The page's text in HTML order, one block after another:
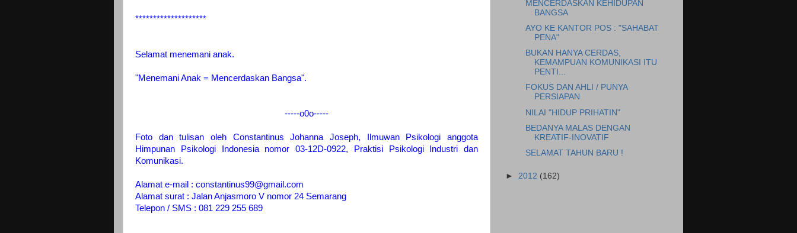
********************
Selamat menemani anak.
"Menemani Anak = Mencerdaskan Bangsa".
-----o0o-----
Foto dan tulisan oleh Constantinus Johanna Joseph, Ilmuwan Psikologi anggota
Himpunan Psikologi Indonesia nomor 03-12D-0922, Praktisi Psikologi Industri dan
Komunikasi.
Alamat e-mail : constantinus99@gmail.com
Alamat surat : Jalan Anjasmoro V nomor 24 Semarang
Telepon / SMS : 081 229 255 689
MENCERDASKAN KEHIDUPAN
BANGSA
AYO KE KANTOR POS : "SAHABAT
PENA"
BUKAN HANYA CERDAS,
KEMAMPUAN KOMUNIKASI ITU
PENTI...
FOKUS DAN AHLI / PUNYA
PERSIAPAN
NILAI "HIDUP PRIHATIN"
BEDANYA MALAS DENGAN
KREATIF-INOVATIF
SELAMAT TAHUN BARU !
► 2012 (162)